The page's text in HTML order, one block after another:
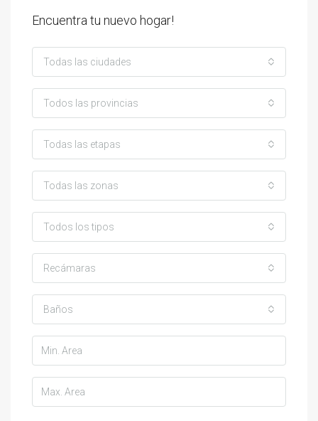
Encuentra tu nuevo hogar!
Todas las ciudades
Todos las provincias
Todas las etapas
Todas las zonas
Todos los tipos
Recámaras
Baños